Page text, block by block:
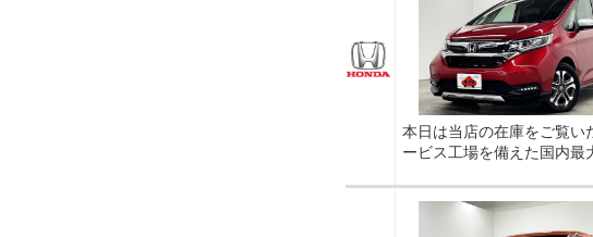
本日は当店の在庫をご覧い
ービス工場を備えた国内最